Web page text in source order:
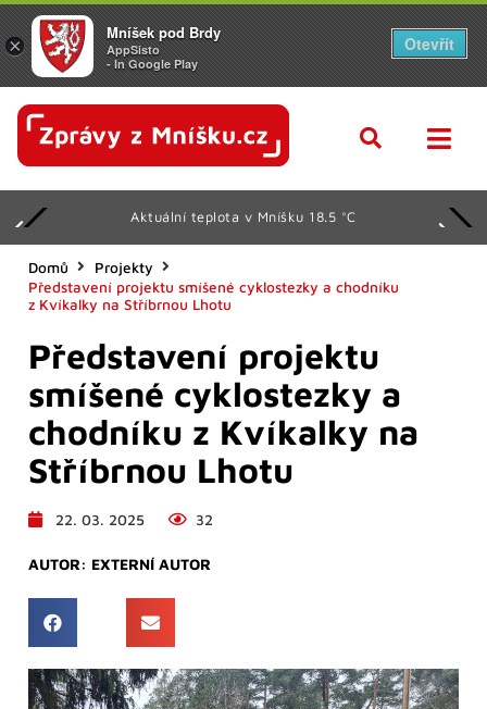
Aktuální teplota v Mníšku 18.5 °C
Domů
Projekty
Představení projektu smíšené cyklostezky a chodníku
z Kvíkalky na Stříbrnou Lhotu
Představení projektu
smíšené cyklostezky a
chodníku z Kvíkalky na
Stříbrnou Lhotu
22. 03. 2025 32
AUTOR: EXTERNÍ AUTOR
×
Mníšek pod Brdy
AppSisto
- In Google Play
Otevřít